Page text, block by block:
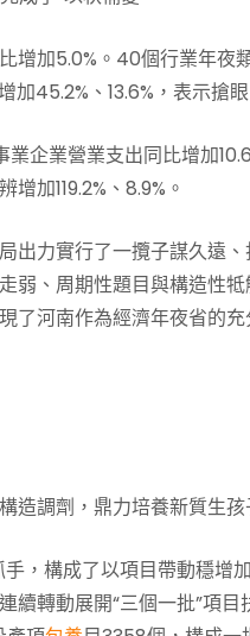
增加5.0%。40個行業年夜
45.2%、13.6%，表示搶眼
企業營業支出同比增加
加119.2%、8.9%。
出力實行了一攬子謀久遠
弱、周期性題目與構造性
了河南作為經濟年夜省的
造調劑，鼎力培養新質生
，構成了以項目帶動穩增
轉動展開“三個一批”項